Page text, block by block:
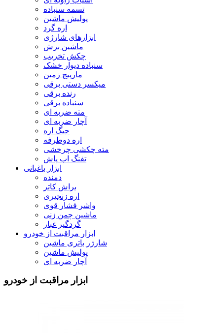
تسمه سنباده
پولیش ماشین
اره گرد
ابزارهای شارژی
ماشین برش
چکش تخریب
سنباده دیوار خشک
مارپیچ زمین
میکسر دستی برقی
رنده برقی
سنباده برقی
مته ضربه ای
آچار ضربه ای
جیگ اره
اره دوطرفه
مته چکشی چرخشی
تفنگ اب پاش
ابزار باغبانی
دمنده
براش کاتر
اره زنجیری
واشر فشار قوی
ماشین چمن زنی
گردگیر غبار
ابزار مراقبت از خودرو
شارژر باتری ماشین
پولیش ماشین
آچار ضربه ای
ابزار مراقبت از خودرو